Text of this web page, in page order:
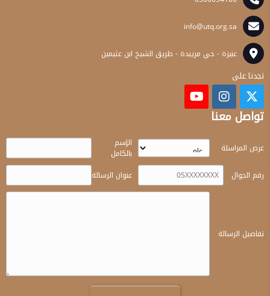
info@utq.org.sa
عنيزة - حي مريبدة - طريق الشيخ ابن عثيمين
تجدنا على
تواصل معنا
غرض المراسلة
الإسم
بالكامل
رقم الجوال
عنوان الرسالة
تفاصيل الرسالة